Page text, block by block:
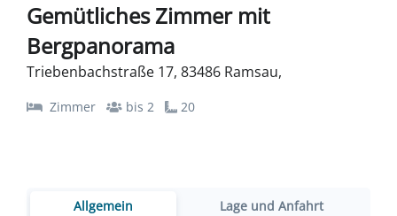
Gemütliches Zimmer mit
Bergpanorama
Triebenbachstraße 17, 83486 Ramsau,
Zimmer bis 2 20
Allgemein
Lage und Anfahrt